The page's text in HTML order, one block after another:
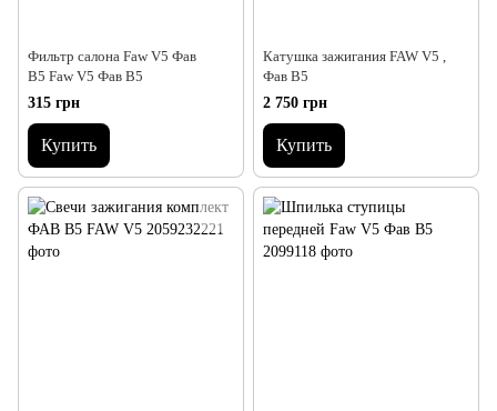
Фильтр салона Faw V5 Фав
В5 Faw V5 Фав В5
315 грн
Купить
Катушка зажигания FAW V5 ,
Фав В5
2 750 грн
Купить